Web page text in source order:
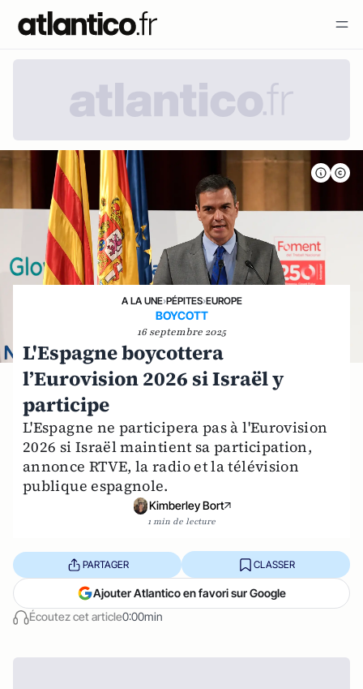
A LA UNE›PÉPITES›EUROPE
BOYCOTT
16 septembre 2025
L'Espagne boycottera
l’Eurovision 2026 si Israël y
participe
L'Espagne ne participera pas à l'Eurovision
2026 si Israël maintient sa participation,
annonce RTVE, la radio et la télévision
publique espagnole.
Kimberley Bort
1 min de lecture
Écoutez cet article0:00min
PARTAGER CLASSER
Ajouter Atlantico en favori sur Google